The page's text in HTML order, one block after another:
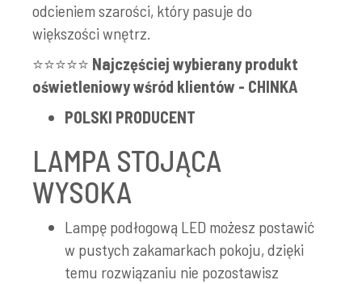
odcieniem szarości, który pasuje do
większości wnętrz.
⭐⭐⭐⭐⭐ Najczęściej wybierany produkt
oświetleniowy wśród klientów - CHINKA
POLSKI PRODUCENT
LAMPA STOJĄCA
WYSOKA
Lampę podłogową LED możesz postawić
w pustych zakamarkach pokoju, dzięki
temu rozwiązaniu nie pozostawisz